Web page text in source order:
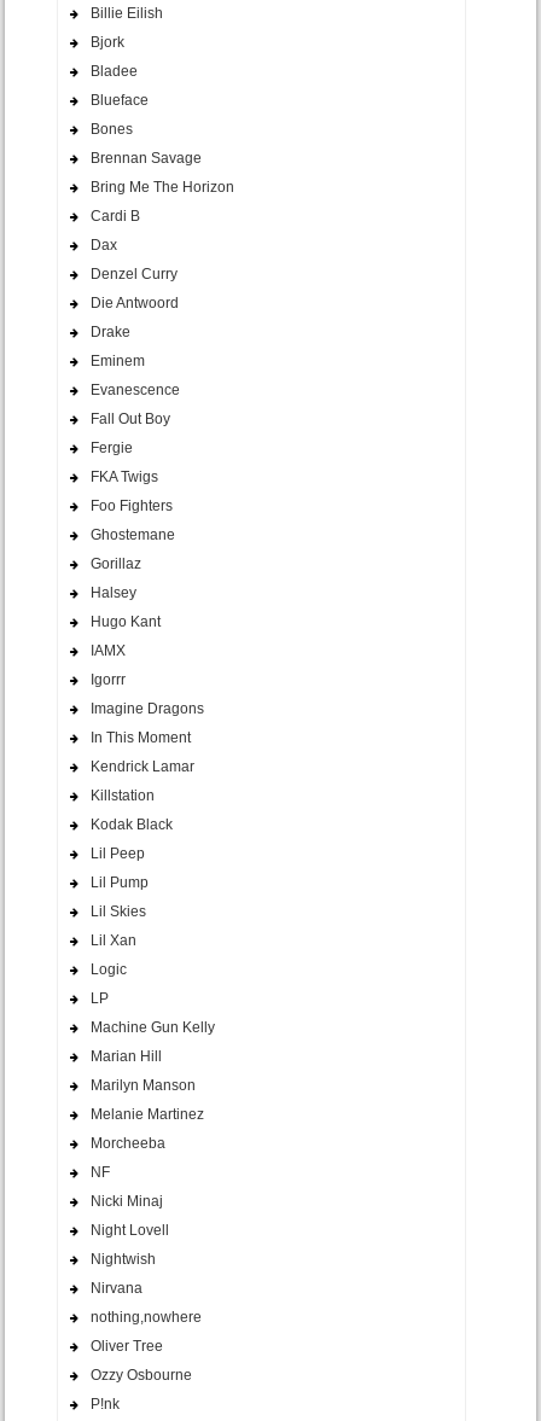
Billie Eilish
Bjork
Bladee
Blueface
Bones
Brennan Savage
Bring Me The Horizon
Cardi B
Dax
Denzel Curry
Die Antwoord
Drake
Eminem
Evanescence
Fall Out Boy
Fergie
FKA Twigs
Foo Fighters
Ghostemane
Gorillaz
Halsey
Hugo Kant
IAMX
Igorrr
Imagine Dragons
In This Moment
Kendrick Lamar
Killstation
Kodak Black
Lil Peep
Lil Pump
Lil Skies
Lil Xan
Logic
LP
Machine Gun Kelly
Marian Hill
Marilyn Manson
Melanie Martinez
Morcheeba
NF
Nicki Minaj
Night Lovell
Nightwish
Nirvana
nothing,nowhere
Oliver Tree
Ozzy Osbourne
P!nk